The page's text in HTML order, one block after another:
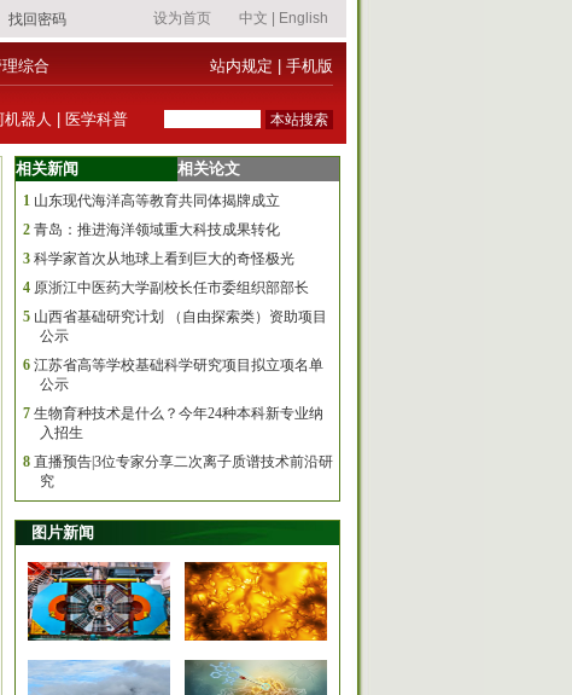
综合 站内规定 手机版
机器人 医学科普
相关新闻 相关论文
1 山东现代海洋高等教育共同体揭牌成立
2 青岛：推进海洋领域重大科技成果转化
3 科学家首次从地球上看到巨大的奇怪极光
4 原浙江中医药大学副校长任市委组织部部长
5 山西省基础研究计划 （自由探索类）资助项目
公示
6 江苏省高等学校基础科学研究项目拟立项名单
公示
7 生物育种技术是什么？今年24种本科新专业纳
入招生
8 直播预告|3位专家分享二次离子质谱技术前沿研
究
图片新闻